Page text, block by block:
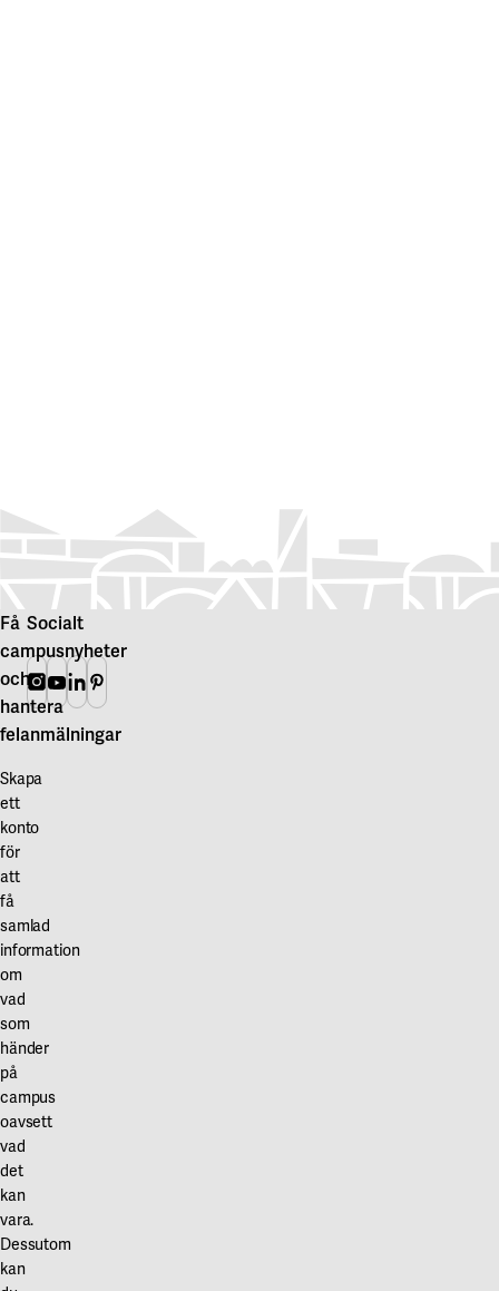
Få
campusnyheter
och
hantera
felanmälningar
Skapa
ett
konto
för
att
få
samlad
information
om
vad
som
händer
på
campus
oavsett
vad
det
kan
vara.
Dessutom
kan
Socialt
Instagram
Youtube
Linkedin
Pinterest